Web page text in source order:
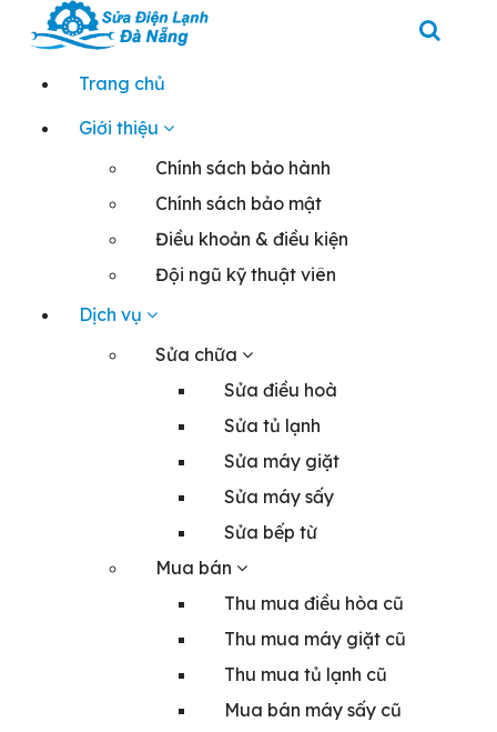
Chuyên sửa máy giặt, tủ lạnh, điều hoà tại Đà Nẵng
Trang chủ
Giới thiệu
Chính sách bảo hành
Chính sách bảo mật
Điều khoản & điều kiện
Đội ngũ kỹ thuật viên
Dịch vụ
Sửa chữa
Sửa điều hoà
Sửa tủ lạnh
Sửa máy giặt
Sửa máy sấy
Sửa bếp từ
Mua bán
Thu mua điều hòa cũ
Thu mua máy giặt cũ
Thu mua tủ lạnh cũ
Mua bán máy sấy cũ